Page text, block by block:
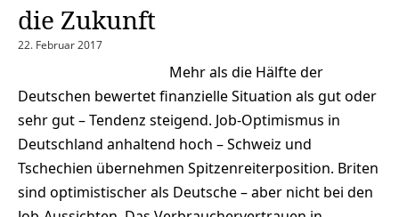
die Zukunft
22. Februar 2017
Mehr als die Hälfte der
Deutschen bewertet finanzielle Situation als gut oder
sehr gut – Tendenz steigend. Job-Optimismus in
Deutschland anhaltend hoch – Schweiz und
Tschechien übernehmen Spitzenreiterposition. Briten
sind optimistischer als Deutsche – aber nicht bei den